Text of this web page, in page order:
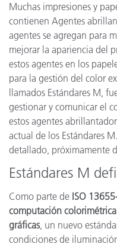
Muchas impresiones y
contienen Agentes
agentes se agregan para
mejorar la apariencia del
estos agentes en los
para la gestión del color
llamados Estándares M,
gestionar y comunicar el
estos agentes
actual de los Estándares
detallado, próximamente
Estándares M
Como parte de ISO
computación
gráficas, un nuevo
condiciones de